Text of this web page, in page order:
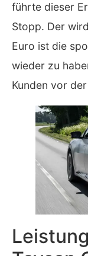
führte dieser
Stopp. Der
Euro ist die
wieder zu
Kunden vor